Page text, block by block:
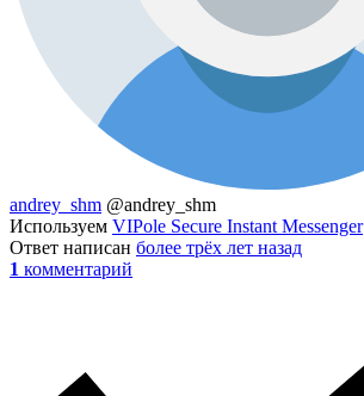
andrey_shm @andrey_shm
Используем VIPole Secure Instant Messenger
Ответ написан более трёх лет назад
1 комментарий